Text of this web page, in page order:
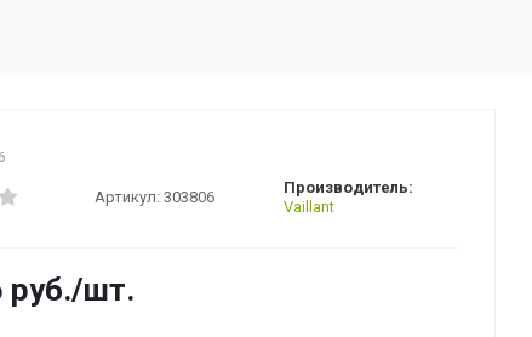
Артикул: 303806
Производитель:
Vaillant
руб./шт.